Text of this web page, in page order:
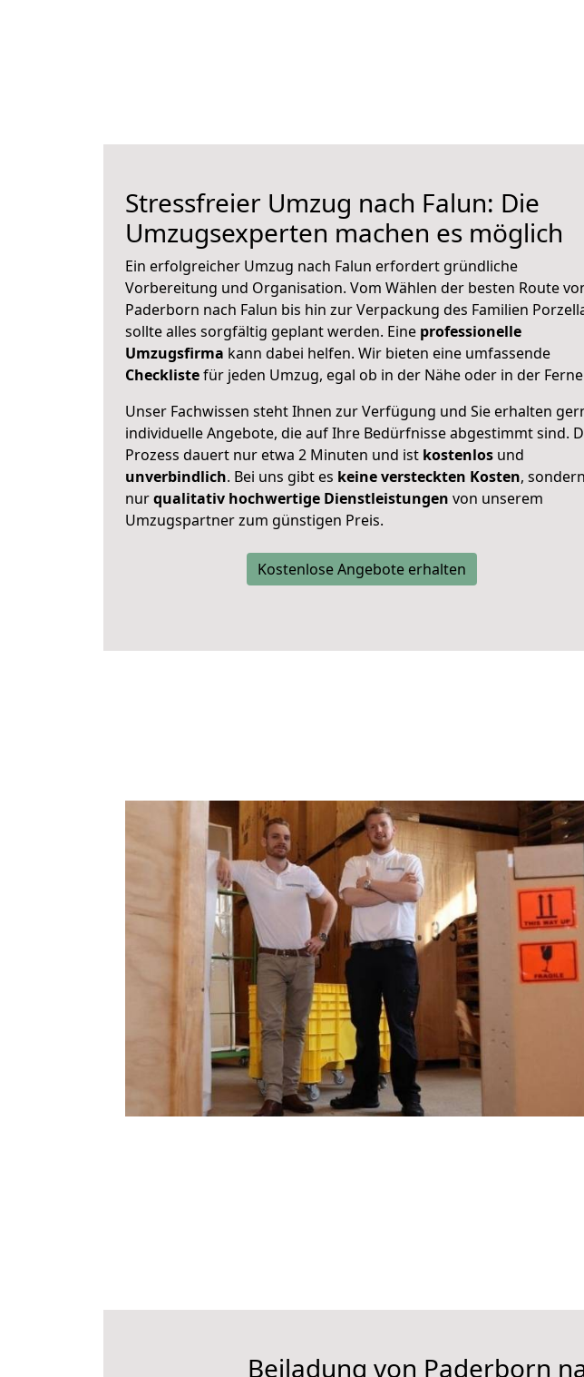
Stressfreier Umzug nach Falun: Die
Umzugsexperten machen es möglich
Ein erfolgreicher Umzug nach Falun erfordert gründliche
Vorbereitung und Organisation. Vom Wählen der besten Route
Paderborn nach Falun bis hin zur Verpackung des Familien
sollte alles sorgfältig geplant werden. Eine professionelle
Umzugsfirma kann dabei helfen. Wir bieten eine umfassende
Checklistefür jeden Umzug, egal ob in der Nähe oder in der
Unser Fachwissen steht Ihnen zur Verfügung und Sie erhalten
individuelle Angebote, die auf Ihre Bedürfnisse abgestimmt sind.
Prozess dauert nur etwa 2 Minuten und ist kostenlos und
unverbindlich. Bei uns gibt es keine versteckten Kosten, sondern
nurqualitativ hochwertige Dienstleistungen von unserem
Umzugspartner zum günstigen Preis.
Kostenlose Angebote erhalten
Beiladung von Paderborn